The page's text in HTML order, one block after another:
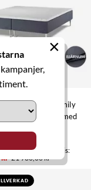
×
Hilding Family
90x200 Bjärnum med
kr 21 980,00 kr